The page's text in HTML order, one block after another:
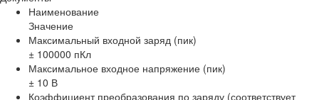
Наименование
Значение
Максимальный входной заряд (пик)
± 100000 пКл
Максимальное входное напряжение (пик)
± 10 В
Коэффициент преобразования по заряду (соответствует